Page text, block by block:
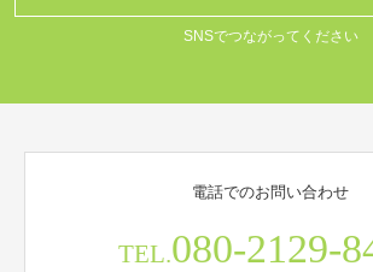
SNSでつながってください
電話でのお問い合わせ
TEL.080-2129-